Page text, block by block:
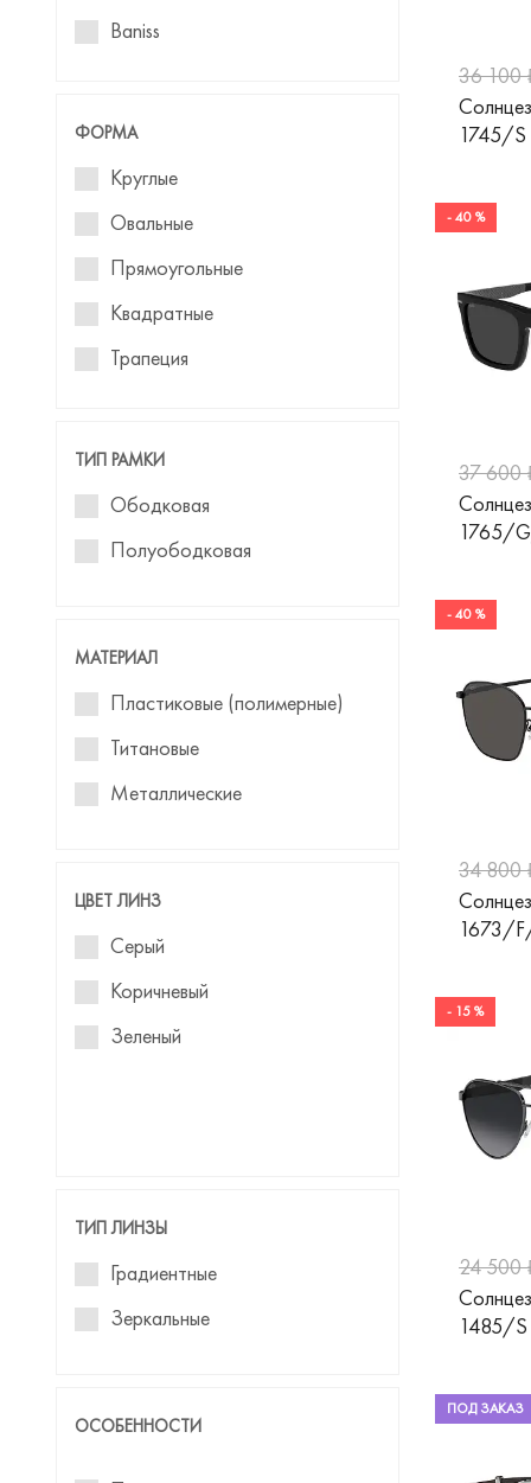
Baniss
Blackfin
Baldinini
Blumarine
Boss
Bruno Botti
BVLGARI
Chloe
David Beckham
Davidoff
Demetz
DESPADA
Dior
Dolce&Gabbana
Donna
Einstoffen
Gresso
Gucci
Guess by Marciano
ФОРМА
Круглые
Овальные
Прямоугольные
Квадратные
Трапеция
Капли
Панто
ТИП РАМКИ
Ободковая
Полуободковая
МАТЕРИАЛ
Пластиковые (полимерные)
Титановые
Металлические
ЦВЕТ ЛИНЗ
Серый
Коричневый
Зеленый
ТИП ЛИНЗЫ
Градиентные
Зеркальные
ОСОБЕННОСТИ
36 100
1745/
- 40 %
37 600
1765/
- 40 %
34 800
1673/
- 15 %
24 500
1485/S
ПОД ЗАКАЗ